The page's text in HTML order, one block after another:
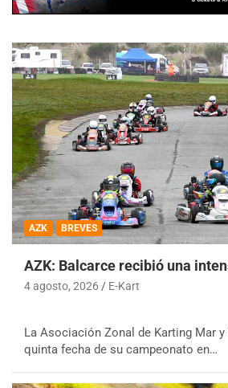
AZK BREVES
AZK: Balcarce recibió una
4 agosto, 2026 E-Kart
La Asociación Zonal de Karting Mar
quinta fecha de su campeonato en…